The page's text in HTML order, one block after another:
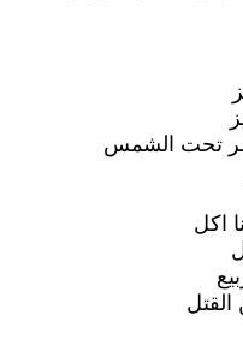
تحت الشمس
اكل